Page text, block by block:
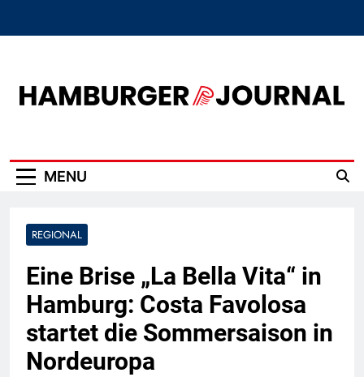
MENU
REGIONAL
Eine Brise „La Bella Vita“ in
Hamburg: Costa Favolosa
startet die Sommersaison in
Nordeuropa